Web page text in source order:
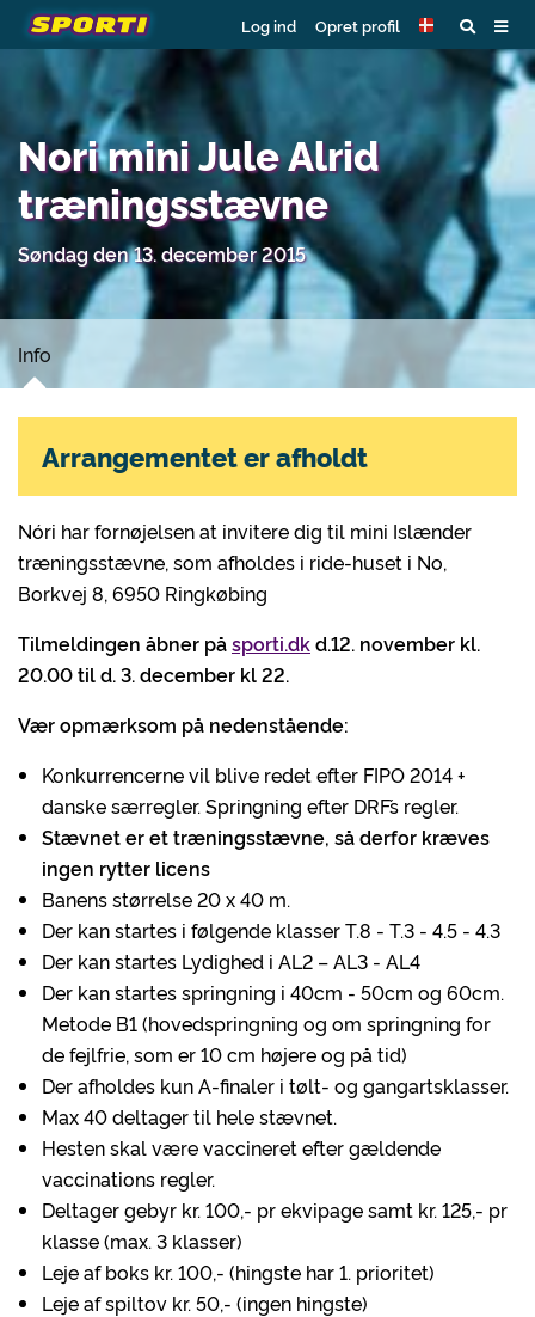
Log ind Opret profil
Nori mini Jule Alrid
træningsstævne
Søndag den 13. december 2015
Info
Nóri har fornøjelsen at invitere dig til mini Islænder
træningsstævne, som afholdes i ride-huset i No,
Borkvej 8, 6950 Ringkøbing
Tilmeldingen åbner påsporti.dkd.12. november kl.
20.00 til d. 3. december kl 22.
Vær opmærksom på nedenstående:
Konkurrencerne vil blive redet efter FIPO 2014 +
danske særregler. Springning efter DRF´s regler.
Stævnet er et træningsstævne, så derfor kræves
ingen rytter licens
Banens størrelse 20 x 40 m.
Der kan startes i følgende klasser T.8 - T.3 - 4.5 - 4.3
Der kan startes Lydighed i AL2 – AL3 - AL4
Der kan startes springning i 40cm - 50cm og 60cm.
Metode B1 (hovedspringning og om springning for
de fejlfrie, som er 10 cm højere og på tid)
Der afholdes kun A-finaler i tølt- og gangartsklasser.
Max 40 deltager til hele stævnet.
Hesten skal være vaccineret efter gældende
vaccinations regler.
Deltager gebyr kr. 100,- pr ekvipage samt kr. 125,- pr
klasse (max. 3 klasser)
Leje af boks kr. 100,- (hingste har 1. prioritet)
Leje af spiltov kr. 50,- (ingen hingste)
Arrangementet er afholdt